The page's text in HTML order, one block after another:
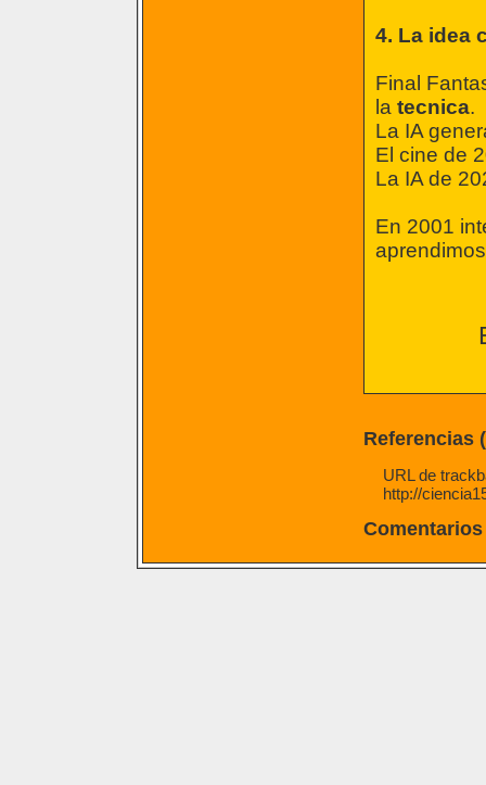
4. La idea
Final
la tecnica.
La IA
El cine de
La IA de
En 2001
Referencias
URL de
http://
Comentarios